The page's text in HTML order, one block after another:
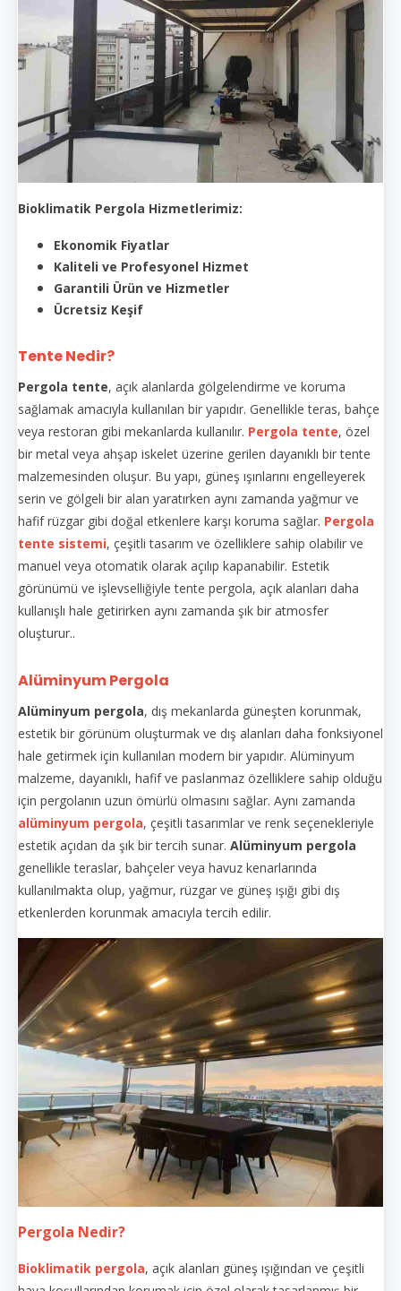
Bioklimatik Pergola Hizmetlerimiz:
Ekonomik Fiyatlar
Kaliteli ve Profesyonel Hizmet
Garantili Ürün ve Hizmetler
Ücretsiz Keşif
Tente Nedir?
Pergola tente, açık alanlarda gölgelendirme ve koruma
sağlamak amacıyla kullanılan bir yapıdır. Genellikle teras, bahçe
veya restoran gibi mekanlarda kullanılır. Pergola tente, özel
bir metal veya ahşap iskelet üzerine gerilen dayanıklı bir tente
malzemesinden oluşur. Bu yapı, güneş ışınlarını engelleyerek
serin ve gölgeli bir alan yaratırken aynı zamanda yağmur ve
hafif rüzgar gibi doğal etkenlere karşı koruma sağlar. Pergola
tente sistemi, çeşitli tasarım ve özelliklere sahip olabilir ve
manuel veya otomatik olarak açılıp kapanabilir. Estetik
görünümü ve işlevselliğiyle tente pergola, açık alanları daha
kullanışlı hale getirirken aynı zamanda şık bir atmosfer
oluşturur..
Alüminyum Pergola
Alüminyum pergola, dış mekanlarda güneşten korunmak,
estetik bir görünüm oluşturmak ve dış alanları daha fonksiyonel
hale getirmek için kullanılan modern bir yapıdır. Alüminyum
malzeme, dayanıklı, hafif ve paslanmaz özelliklere sahip olduğu
için pergolanın uzun ömürlü olmasını sağlar. Aynı zamanda
alüminyum pergola, çeşitli tasarımlar ve renk seçenekleriyle
estetik açıdan da şık bir tercih sunar. Alüminyum pergola
genellikle teraslar, bahçeler veya havuz kenarlarında
kullanılmakta olup, yağmur, rüzgar ve güneş ışığı gibi dış
etkenlerden korunmak amacıyla tercih edilir.
Pergola Nedir?
Bioklimatik pergola, açık alanları güneş ışığından ve çeşitli